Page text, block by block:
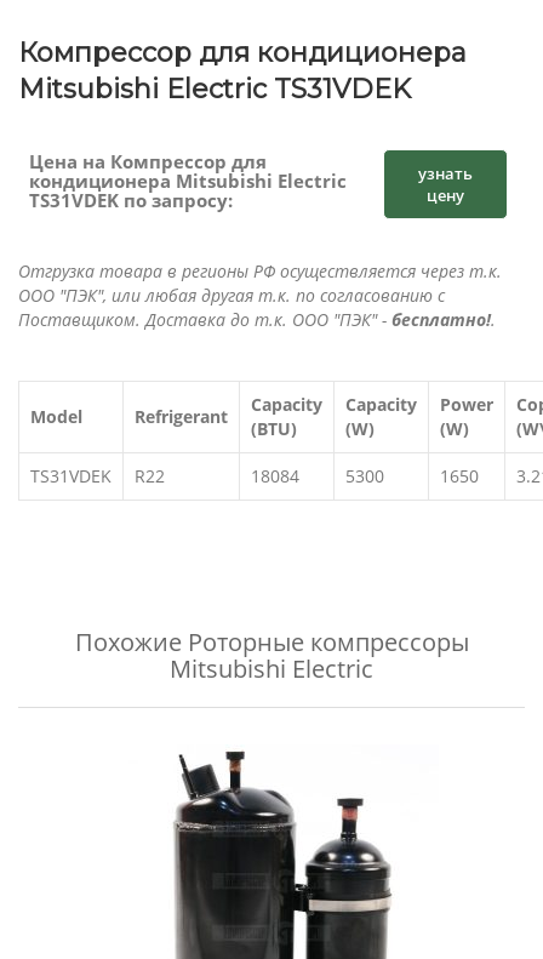
Компрессор для кондиционера
Mitsubishi Electric TS31VDEK
Цена на Компрессор для
кондиционера Mitsubishi Electric
TS31VDEK по запросу:
узнать
цену
Отгрузка товара в регионы РФ осуществляется через т.к.
ООО "ПЭК", или любая другая т.к. по согласованию с
Поставщиком. Доставка до т.к. ООО "ПЭК" - бесплатно!.
Model Refrigerant
Capacity
(BTU)
Capacity
(W)
Power
(W)
TS31VDEK R22 18084 5300 1650
Похожие Роторные компрессоры
Mitsubishi Electric